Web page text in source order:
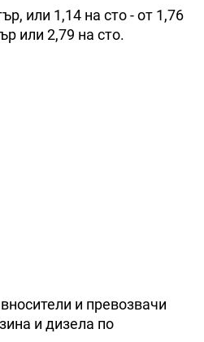
или 1,14 на сто - от 1,76
или 2,79 на сто.
и превозвачи
и дизела по